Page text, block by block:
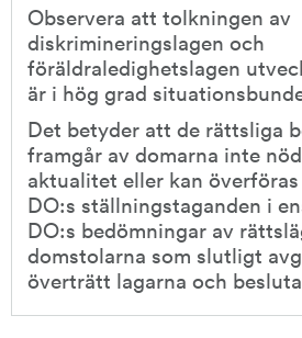
Observera att tolkningen av
diskrimineringslagen och
föräldraledighetslagen
är i hög grad
Det betyder att de rättsliga
framgår av domarna inte
aktualitet eller kan
DO:s ställningstaganden i
DO:s bedömningar av
domstolarna som slutligt
överträtt lagarna och